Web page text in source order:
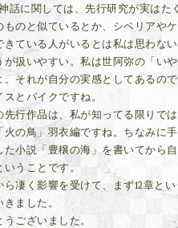
話に関しては、先行研究が実は
のと似ているとか、シベリアや
ている人がいるとは私は思わな
が扱いやすい。私は世阿弥の「い
。それが自分の実感としてあるの
とパイクですね。
行作品は、私が知ってる限りで
火の鳥」羽衣編ですね。ちなみに
小説「豊穣の海」を書いてから
うことです。
凄く影響を受けて、まず12章と
ました。
ございました。